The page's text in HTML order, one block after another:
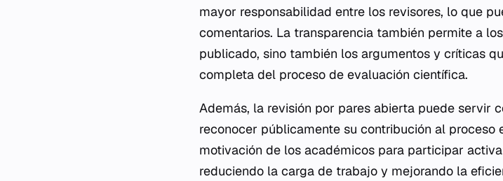
mayor responsabilidad entre los revisores, lo que
comentarios. La transparencia también permite a
publicado, sino también los argumentos y críticas
completa del proceso de evaluación científica.
Además, la revisión por pares abierta puede servir
reconocer públicamente su contribución al proceso
motivación de los académicos para participar
reduciendo la carga de trabajo y mejorando la